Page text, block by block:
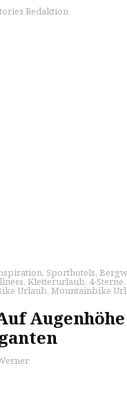
Redaktion
, Sporthotels,
, Kletterurlaub, 4-Sterne,
Urlaub, Mountainbike